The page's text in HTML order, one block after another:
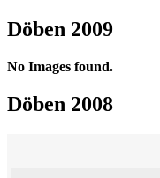
Döben 2009
No Images found.
Döben 2008